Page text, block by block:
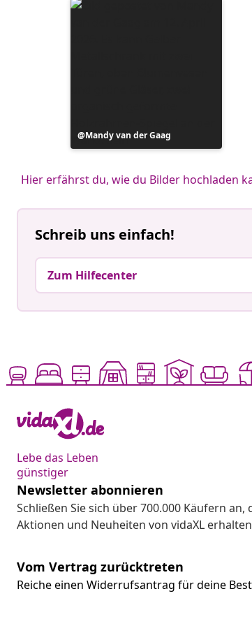
Beitrag
veröffentlicht
Mandy van der Gaag
Hier erfährst du, wie du Bilder hochladen
Schreib uns einfach!
Zum Hilfecenter
Lebe das Leben
günstiger
Newsletter abonnieren
Schließen Sie sich über 700.000 Käufern
Aktionen und Neuheiten von vidaXL
Vom Vertrag zurücktreten
Reiche einen Widerrufsantrag für deine